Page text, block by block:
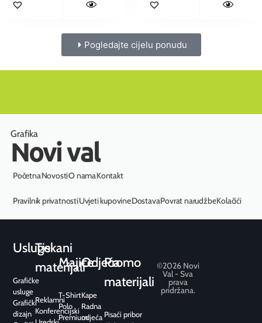
Pogledajte cijelu ponudu
Grafika
Novi val
PočetnaNovostiO namaKontakt
Pravilnik privatnostiUvjeti kupovineDostavaPovrat narudžbeKolačići
Usluge
Grafičke
usluge
Grafički
dizajn
Tiskani
materijali
Reklamni
Konferencijski
Majice
T-Shirt
Polo
Premium
Odjeća
Kape
Radna
odjeća
Promo
materijali
Pisaći pribor
©2026 Novi
Val - Sva
prava
pridržana.